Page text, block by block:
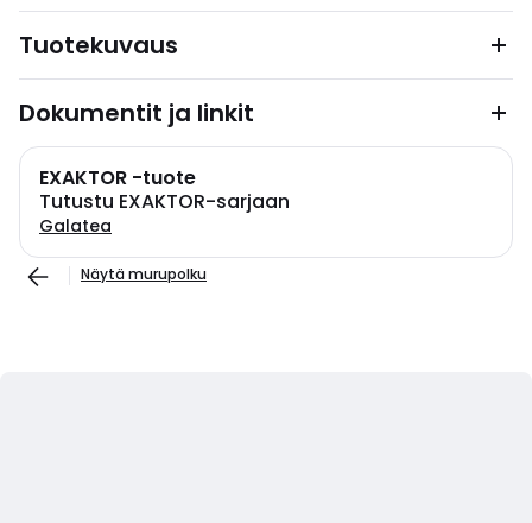
Tuotekuvaus
Dokumentit ja linkit
EXAKTOR -tuote
Tutustu EXAKTOR-sarjaan
Galatea
Näytä murupolku